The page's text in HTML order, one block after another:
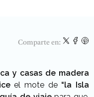
Comparte en:
y casas de madera
el mote de “la Isla